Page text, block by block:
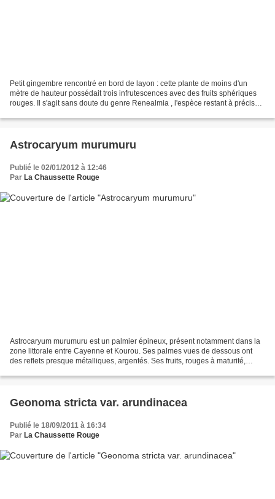
Petit gingembre rencontré en bord de layon : cette plante de moins d'un
mètre de hauteur possédait trois infrutescences avec des fruits sphériques
rouges. Il s'agit sans doute du genre Renealmia , l'espèce restant à préciser.
Astrocaryum murumuru
Publié le 02/01/2012 à 12:46
Par La Chaussette Rouge
Astrocaryum murumuru est un palmier épineux, présent notamment dans la
zone littorale entre Cayenne et Kourou. Ses palmes vues de dessous ont
des reflets presque métalliques, argentés. Ses fruits, rouges à maturité,
Geonoma stricta var. arundinacea
Publié le 18/09/2011 à 16:34
Par La Chaussette Rouge